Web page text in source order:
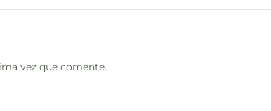
vez que comente.